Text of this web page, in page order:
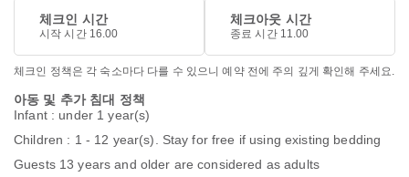
체크인 시간
시작 시간 16.00
체크아웃 시간
종료 시간 11.00
체크인 정책은 각 숙소마다 다를 수 있으니 예약 전에 주의 깊게 확인해 주세요.
아동 및 추가 침대 정책
Infant : under 1 year(s)
Children : 1 - 12 year(s). Stay for free if using existing bedding
Guests 13 years and older are considered as adults